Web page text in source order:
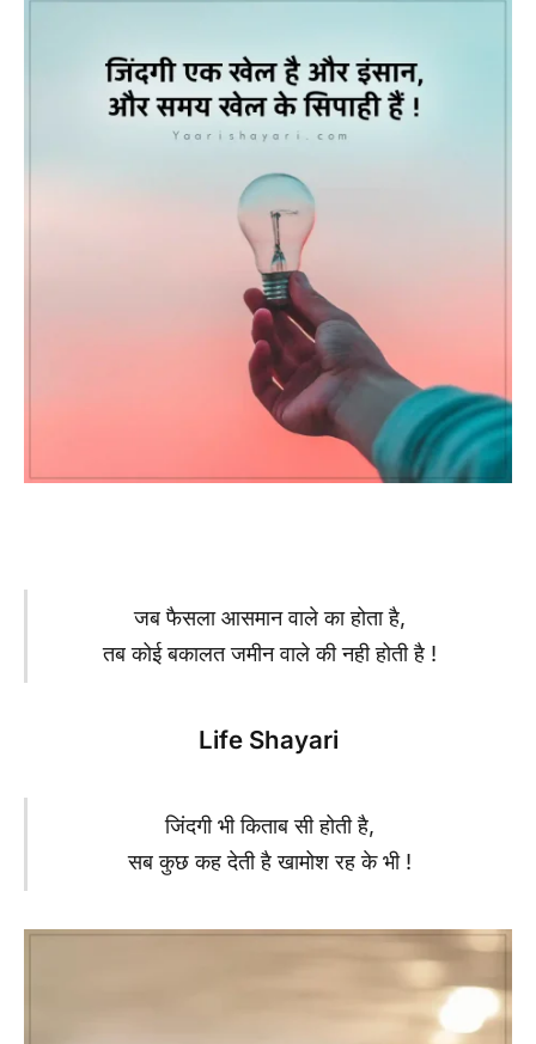
जब फैसला आसमान वाले का होता है,
तब कोई बकालत जमीन वाले की नही होती है !
Life Shayari
जिंदगी भी किताब सी होती है,
सब कुछ कह देती है खामोश रह के भी !